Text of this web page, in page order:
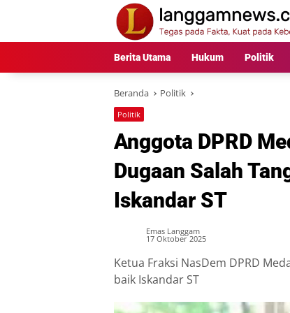
Berita Utama Hukum Politik
Beranda Politik
Politik
Anggota DPRD
Dugaan Salah
Iskandar ST
Emas Langgam
17 Oktober 2025
Ketua Fraksi NasDem DPRD
baik Iskandar ST